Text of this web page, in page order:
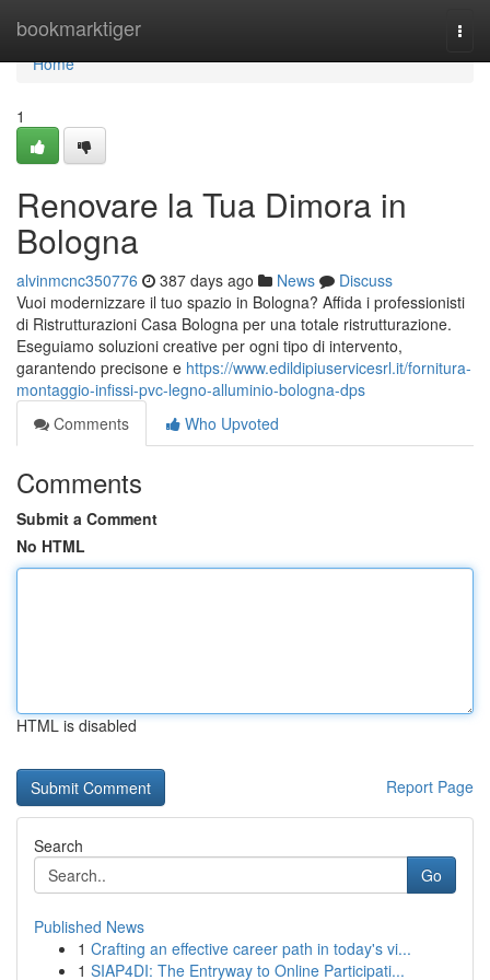
bookmarktiger
Home
Home
1
Renovare la Tua Dimora in
Bologna
alvinmcnc350776 387 days ago News
Discuss
Vuoi modernizzare il tuo spazio in Bologna? Affida i professionisti
di Ristrutturazioni Casa Bologna per una totale ristrutturazione.
Eseguiamo soluzioni creative per ogni tipo di intervento,
garantendo precisone e https://www.edildipiuservicesrl.it/fornitura-
montaggio-infissi-pvc-legno-alluminio-bologna-dps
Comments
Who Upvoted
Comments
Submit a Comment
No HTML
HTML is disabled
Report Page
Search
Go
Published News
1 Crafting an effective career path in today's vi...
1 SIAP4DI: The Entryway to Online Participati...